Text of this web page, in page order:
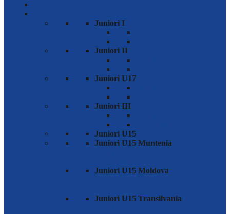
Juniori I
Juniori II
Juniori U17
Juniori III
Juniori U15
Juniori U15 Muntenia
Juniori U15 Moldova
Juniori U15 Transilvania